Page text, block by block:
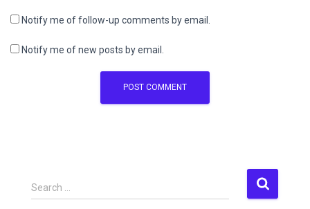
Notify me of follow-up comments by email.
Notify me of new posts by email.
S
e
Search …